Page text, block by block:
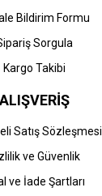
Bildirim Formu
Sorgula
Kargo Takibi
ALIŞVERİŞ
Satış Sözleşmesi
ve Güvenlik
ve İade Şartları